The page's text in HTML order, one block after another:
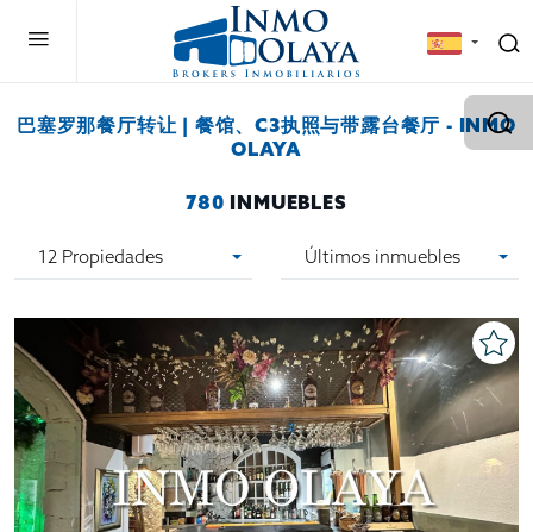
巴塞罗那餐厅转让 | 餐馆、C3执照与带露台餐厅 - INMO
OLAYA
780 INMUEBLES
12 Propiedades Últimos inmuebles